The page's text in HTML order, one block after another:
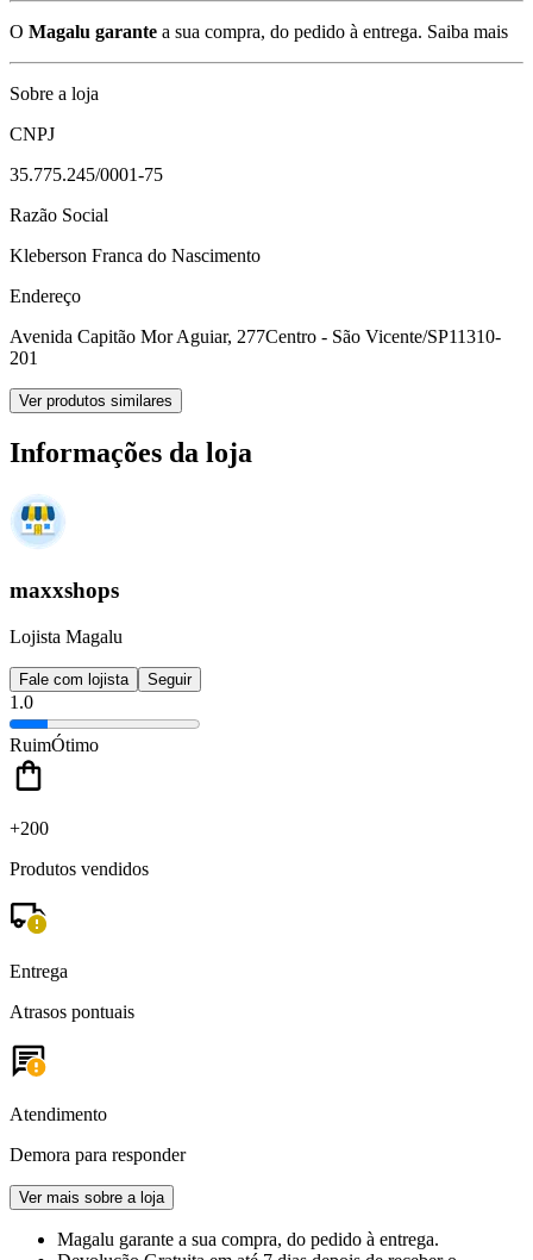
O Magalu garante a sua compra, do pedido à entrega. Saiba mais
Sobre a loja
CNPJ
35.775.245/0001-75
Razão Social
Kleberson Franca do Nascimento
Endereço
Avenida Capitão Mor Aguiar, 277Centro - São Vicente/SP11310-
201
Ver produtos similares
Informações da loja
maxxshops
Lojista Magalu
Fale com lojista Seguir
1.0
RuimÓtimo
+200
Produtos vendidos
Entrega
Atrasos pontuais
Atendimento
Demora para responder
Ver mais sobre a loja
Magalu garante a sua compra, do pedido à entrega.